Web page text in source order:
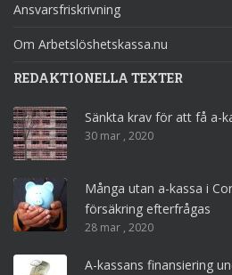
Ansvarsfriskrivning
Om Arbetslöshetskassa.nu
REDAKTIONELLA TEXTER
Sänkta krav för att få a-
30 mar , 2020
Många utan a-kassa i
försäkring efterfrågas
28 mar , 2020
A-kassans finansiering